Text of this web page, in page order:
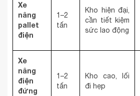
Xe
nâng
pallet
điện
1–2
tấn
Kho hiện đại,
cần tiết kiệm
sức lao động
Xe
nâng
điện
đứng
1–2
tấn
Kho cao, lối
đi hẹp